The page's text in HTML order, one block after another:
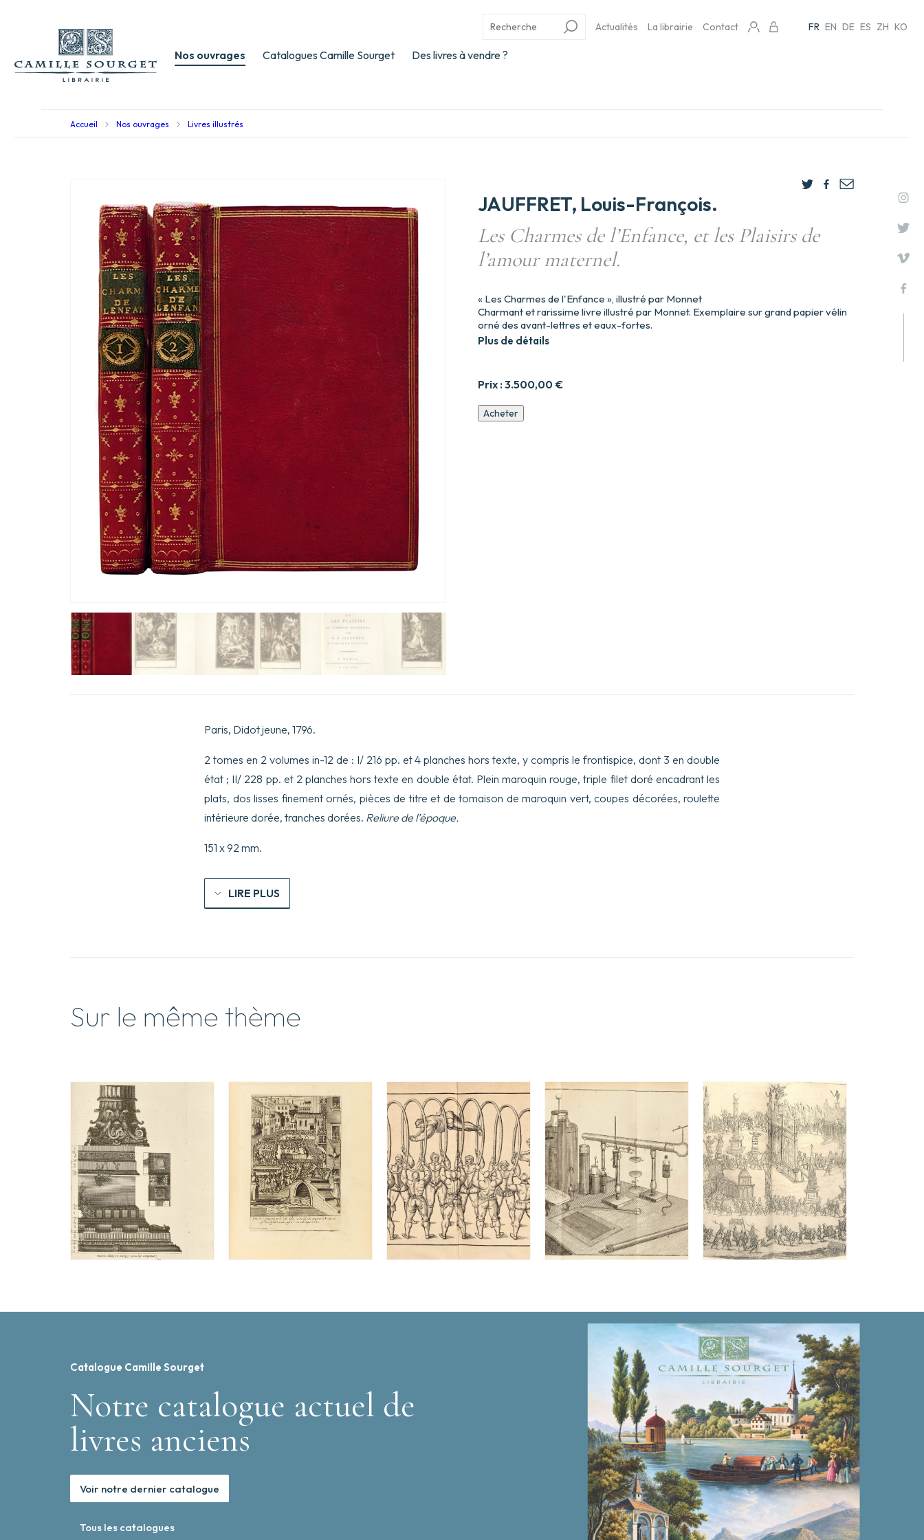
Nos ouvrages Catalogues Camille Sourget Des livres à vendre ?
Actualités La librairie Contact FR EN DE ES ZH KO
Accueil Nos ouvrages Livres illustrés
JAUFFRET, Louis-François.
Les Charmes de l’Enfance, et les Plaisirs de
l’amour maternel.
Prix :3.500,00 €
« Les Charmes de l'Enfance », illustré par Monnet
Charmant et rarissime livre illustré par Monnet. Exemplaire sur grand papier vélin
orné des avant-lettres et eaux-fortes.
Plus de détails
quantité
de
Acheter
Paris, Didot jeune, 1796.
2 tomes en 2 volumes in-12 de : I/ 216 pp. et 4 planches hors texte, y compris le frontispice, dont 3 en double
état ; II/ 228 pp. et 2 planches hors texte en double état. Plein maroquin rouge, triple filet doré encadrant les
plats, dos lisses finement ornés, pièces de titre et de tomaison de maroquin vert, coupes décorées, roulette
intérieure dorée, tranches dorées. Reliure de l’époque.
151 x 92 mm.
LIRE PLUS
Sur le même thème
Catalogue Camille Sourget
Notre catalogue actuel de
livres anciens
Voir notre dernier catalogue
Tous les catalogues